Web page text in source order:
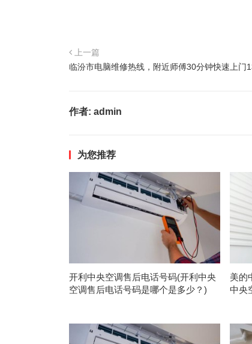
上一篇
临汾市电脑维修热线，附近师傅30分钟快速上门
作者: admin
为您推荐
开利中央空调售后电话号码(开利中央
空调售后电话号码是哪个是多少？)
美的
中央